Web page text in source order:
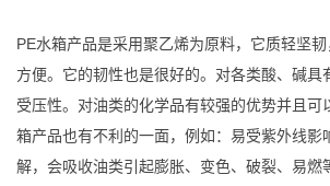
PE水箱产品是采用聚乙烯为原料，它质轻坚
方便。它的韧性也是很好的。对各类酸、碱具
受压性。对油类的化学品有较强的优势并且可
箱产品也有不利的一面，例如：易受紫外线影
解，会吸收油类引起膨胀、变色、破裂、易燃